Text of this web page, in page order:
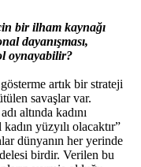
bir ilham kaynağı
dayanışması,
oynayabilir?
artık bir strateji
savaşlar var.
altında kadını
yüzyılı olacaktır”
dünyanın her yerinde
birdir. Verilen bu